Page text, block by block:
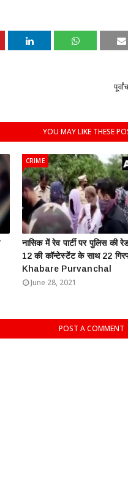
YOU MAY LIKE THESE
CRIME
नासिक में रेव पार्टी पर पुलिस की
12 की कॉन्टेस्टेंट के साथ 22
Khabare Purvanchal
June 28, 2021
POST A COMMENT